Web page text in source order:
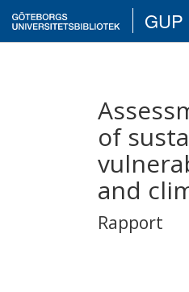
GUP
of
and
Rapport